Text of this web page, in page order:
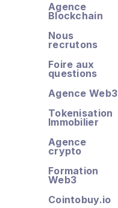
Agence
Blockchain
Nous
recrutons
Foire aux
questions
Agence Web3
Tokenisation
Immobilier
Agence
crypto
Formation
Web3
Cointobuy.io